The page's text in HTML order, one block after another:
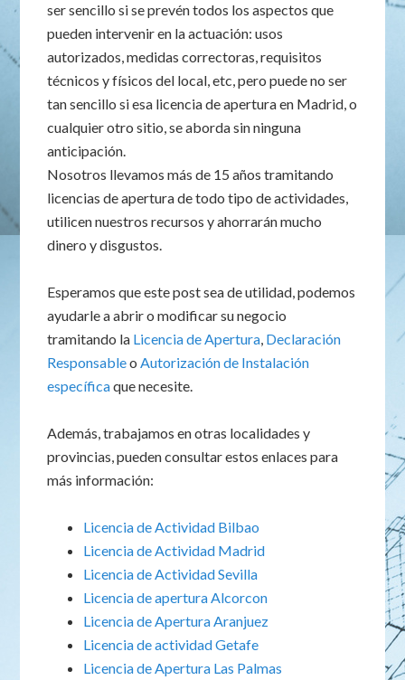
ser sencillo si se prevén todos los aspectos que
pueden intervenir en la actuación: usos
autorizados, medidas correctoras, requisitos
técnicos y físicos del local, etc, pero puede no ser
tan sencillo si esa licencia de apertura en Madrid, o
cualquier otro sitio, se aborda sin ninguna
anticipación.
Nosotros llevamos más de 15 años tramitando
licencias de apertura de todo tipo de actividades,
utilicen nuestros recursos y ahorrarán mucho
dinero y disgustos.
Esperamos que este post sea de utilidad, podemos
ayudarle a abrir o modificar su negocio
tramitando la Licencia de Apertura, Declaración
ResponsableoAutorización de Instalación
específicaque necesite.
Además, trabajamos en otras localidades y
provincias, pueden consultar estos enlaces para
más información:
Licencia de Actividad Bilbao
Licencia de Actividad Madrid
Licencia de Actividad Sevilla
Licencia de apertura Alcorcon
Licencia de Apertura Aranjuez
Licencia de actividad Getafe
Licencia de Apertura Las Palmas